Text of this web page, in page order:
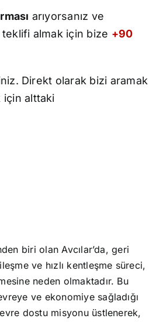
arıyorsanız ve
teklifi almak için bize +90
Direkt olarak bizi aramak
için alttaki
biri olan Avcılar’da, geri
ve hızlı kentleşme süreci,
neden olmaktadır. Bu
ve ekonomiye sağladığı
dostu misyonu üstlenerek,